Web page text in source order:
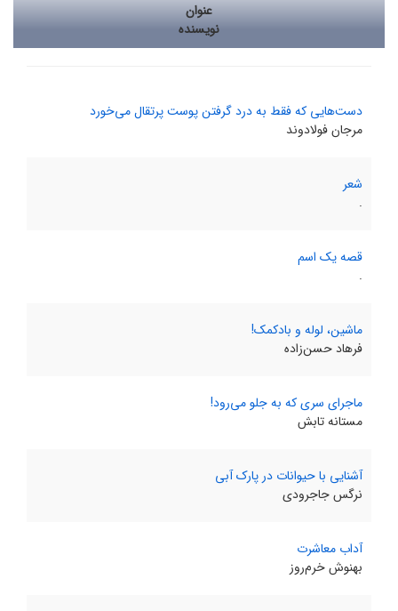
عنوان
نویسنده
دست‌هایی که فقط به درد گرفتن پوست پرتقال می‌خورد
مرجان فولادوند
شعر
.
قصه یک اسم
.
ماشین، لوله و بادکمک!
فرهاد حسن‌زاده
ماجرای سری که به جلو می‌رود!
مستانه تابش
آشنایی با حیوانات در پارک آبی
نرگس جاجرودی
آداب معاشرت
بهنوش خرم‌روز